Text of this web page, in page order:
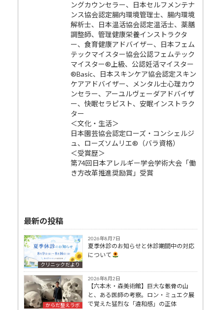
ングカウンセラー、日本セルフメンテナ
ンス協会認定腸内環境管理士、腸内環境
解析士、日本温活協会認定温活士、薬膳
調整師、管理健康栄養インストラクタ
ー、食育健康アドバイザー、日本フェム
テックマイスター協会公認フェムテック
マイスター®上級、公認妊活マイスター
®Basic、日本スキンケア協会認定スキン
ケアアドバイザー、メンタル士心理カウ
ンセラー、アーユルヴェーダアドバイザ
ー、快眠セラピスト、安眠インストラク
ター
＜文化・生活＞
日本園芸協会認定ローズ・コンシェルジ
ュ、ローズソムリエ®（バラ資格）
＜受賞歴＞
第74回日本アレルギー学会学術大会「働
き方改革推進奨励賞」受賞
最新の投稿
クリニックだより
2026年8月7日
夏季休診のお知らせと休診期間中の対応
について
からだ整えラボ
2026年8月2日
【六本木・森美術館】巨大な骸骨の山
と、ある医師の考察。ロン・ミュエク展
で覚えた猛烈な「違和感」の正体